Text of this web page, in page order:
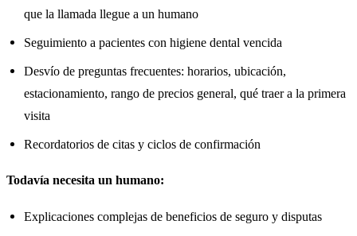
que la llamada llegue a un humano
Seguimiento a pacientes con higiene dental vencida
Desvío de preguntas frecuentes: horarios, ubicación,
estacionamiento, rango de precios general, qué traer a la primera
visita
Recordatorios de citas y ciclos de confirmación
Todavía necesita un humano:
Explicaciones complejas de beneficios de seguro y disputas